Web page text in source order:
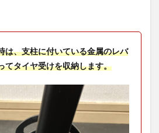
は、支柱に付いている金属のレバ
てタイヤ受けを収納します。